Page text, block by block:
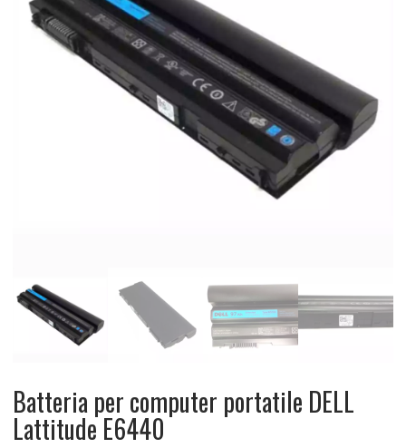
Batteria per computer portatile DELL
Lattitude E6440